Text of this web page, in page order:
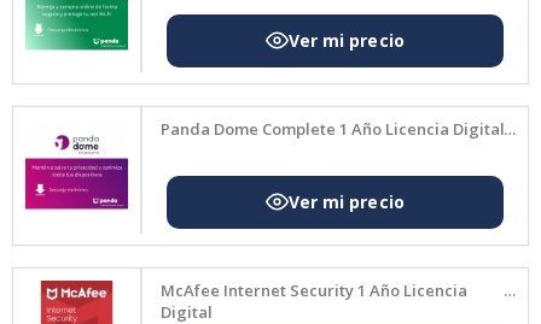
toda
la
gam
Reu
maxi
ma
prot
ecci
on,
Panda Dome Complete 1 Año Licencia Digital
McAfee Internet Security 1 Año Licencia
Digital